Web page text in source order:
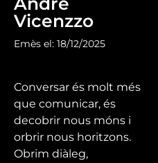
Vicenzzo
Emès el: 18/12/2025
Conversar és molt més
que comunicar, és
decobrir nous móns i
orbrir nous horitzons.
Obrim diàleg,